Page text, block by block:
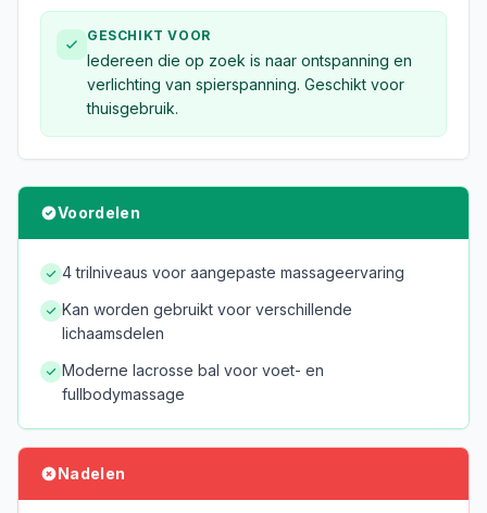
GESCHIKT VOOR
Iedereen die op zoek is naar ontspanning en
verlichting van spierspanning. Geschikt voor
thuisgebruik.
Voordelen
4 trilniveaus voor aangepaste massageervaring
Kan worden gebruikt voor verschillende
lichaamsdelen
Moderne lacrosse bal voor voet- en
fullbodymassage
Nadelen